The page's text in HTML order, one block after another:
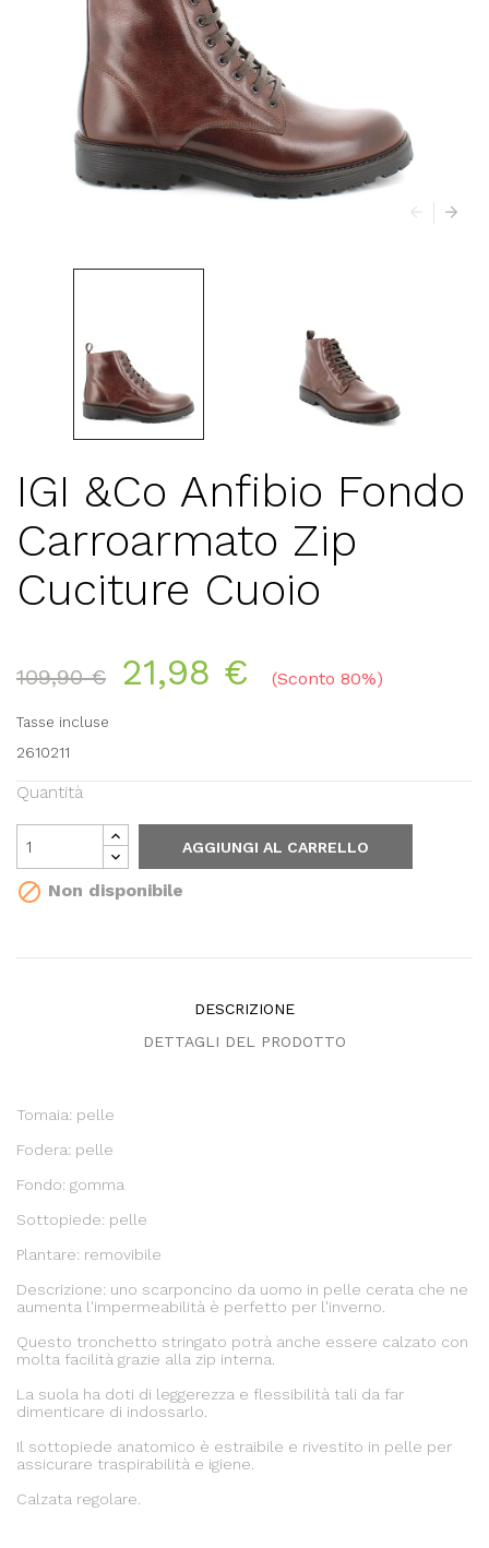
IGI &Co Anfibio Fondo
Carroarmato Zip
Cuciture Cuoio
109,90 € 21,98 € Sconto 80%
Tasse incluse
2610211
Quantità
AGGIUNGI AL CARRELLO
 Non disponibile
DESCRIZIONE
DETTAGLI DEL PRODOTTO
Tomaia: pelle
Fodera: pelle
Fondo: gomma
Sottopiede: pelle
Plantare: removibile
Descrizione: uno scarponcino da uomo in pelle cerata che ne
aumenta l'impermeabilità è perfetto per l'inverno.
Questo tronchetto stringato potrà anche essere calzato con
molta facilità grazie alla zip interna.
La suola ha doti di leggerezza e flessibilità tali da far
dimenticare di indossarlo.
Il sottopiede anatomico è estraibile e rivestito in pelle per
assicurare traspirabilità e igiene.
Calzata regolare.